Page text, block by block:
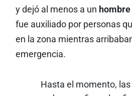
y dejó al menos a un
fue auxiliado por personas
en la zona mientras
emergencia.
Hasta el momento,